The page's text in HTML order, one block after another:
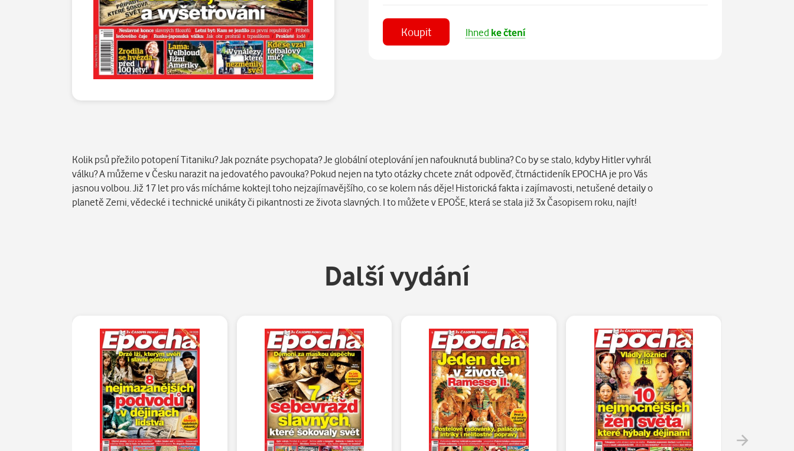
Koupit Ihned ke čtení
Kolik psů přežilo potopení Titaniku? Jak poznáte psychopata? Je globální oteplování jen nafouknutá bublina? Co by se stalo, kdyby Hitler vyhrál
válku? A můžeme v Česku narazit na jedovatého pavouka? Pokud nejen na tyto otázky chcete znát odpověď, čtrnáctideník EPOCHA je pro Vás
jasnou volbou. Již 17 let pro vás mícháme koktejl toho nejzajímavějšího, co se kolem nás děje! Historická fakta i zajímavosti, netušené detaily o
planetě Zemi, vědecké i technické unikáty či pikantnosti ze života slavných. I to můžete v EPOŠE, která se stala již 3x Časopisem roku, najít!
Další vydání